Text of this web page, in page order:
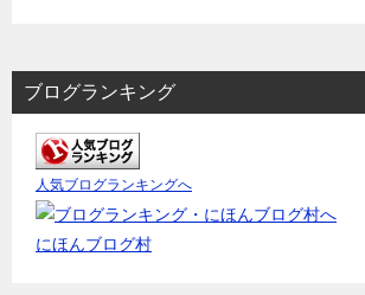
ブログランキング
人気ブログランキングへ
にほんブログ村